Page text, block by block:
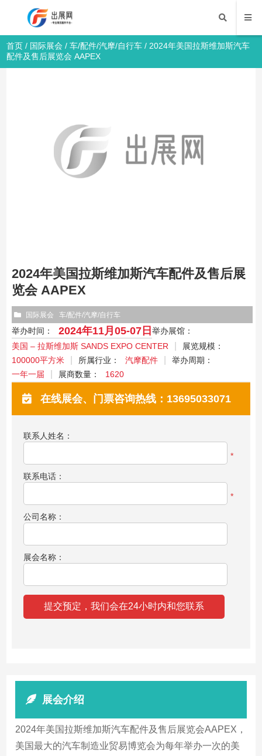
首页 / 国际展会 /车/配件/汽摩/自行车 / 2024年美国拉斯维加斯汽车
配件及售后展览会 AAPEX
2024年美国拉斯维加斯汽车配件及售后展
览会 AAPEX
国际展会 车/配件/汽摩/自行车
举办时间： 2024年11月05-07日 举办展馆：
美国 – 拉斯维加斯 SANDS EXPO CENTER
展览规模：
100000平方米
所属行业： 汽摩配件
举办周期：
一年一届
展商数量： 1620
在线展会、门票咨询热线：13695033071
联系人姓名：
*
联系电话：
*
公司名称：
展会名称：
展会介绍
2024年美国拉斯维加斯汽车配件及售后展览会AAPEX，
美国最大的汽车制造业贸易博览会为每年举办一次的美